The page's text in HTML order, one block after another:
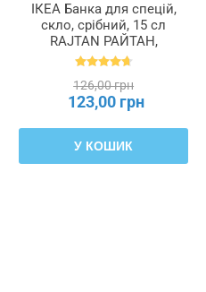
ІКЕА Банка для спецій,
скло, срібний, 15 сл
RAJTAN РАЙТАН,
400.647.02
126,00 грн
123,00 грн
У КОШИК